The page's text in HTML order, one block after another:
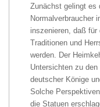
Zunächst gelingt es
Normalverbraucher
inszenieren, daß für
Traditionen und
werden. Der
Untersichten zu
deutscher Könige
Solche
die Statuen